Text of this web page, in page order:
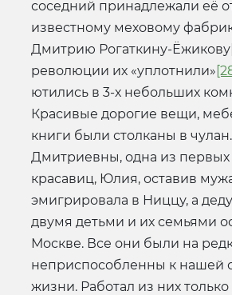
соседний принадлежали её
известному меховому
Дмитрию Рогаткину-Ёжикову
революции их «уплотнили»
ютились в 3-х небольших
Красивые дорогие вещи,
книги были столканы в
Дмитриевны, одна из первых
красавиц, Юлия, оставив
эмигрировала в Ниццу, а
двумя детьми и их семьями
Москве. Все они были на
неприспособленны к нашей
жизни. Работал из них